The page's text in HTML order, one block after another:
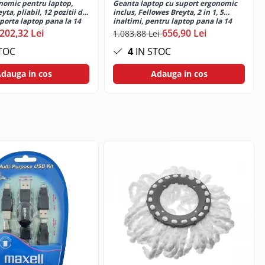
la nivelul ochilor. Cotierele fixe ofera sprijin suplimentar
starea rotilor si a mecanismului de reglare pentru o
pentru laptop,
pliabil, 12 pozitii de
laptop pana la 14
birou si mobil,
202,32 Lei
in cos
Geanta laptop cu suport ergonomic
inclus, Fellowes Breyta, 2 in 1, 5
inaltimi, pentru laptop pana la 14
inch (4 kg), negru
1.083,88 Lei656,90 Lei
4 IN STOC
Adauga in cos